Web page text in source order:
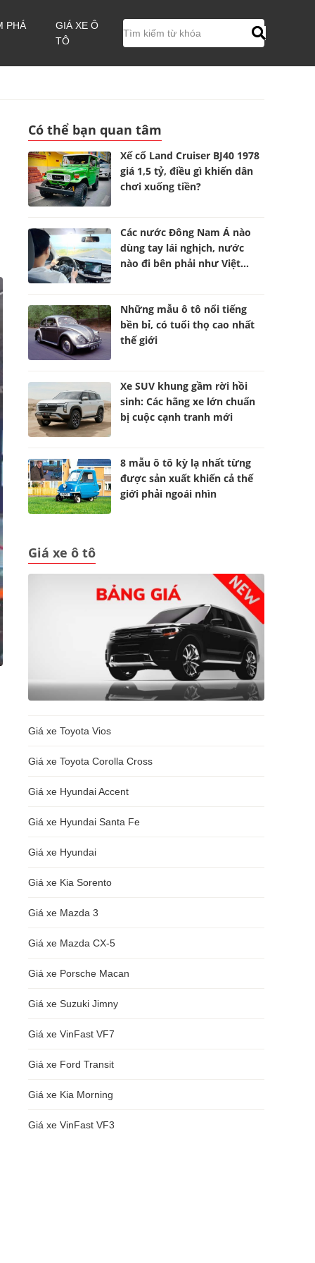
PHÁ
GIÁ XE Ô
TÔ
Có thể bạn quan tâm
Xế cổ Land Cruiser BJ40 1978
giá 1,5 tỷ, điều gì khiến dân
chơi xuống tiền?
Các nước Đông Nam Á nào
dùng tay lái nghịch, nước
nào đi bên phải như Việt
Những mẫu ô tô nổi tiếng
bền bỉ, có tuổi thọ cao nhất
thế giới
Xe SUV khung gầm rời hồi
sinh: Các hãng xe lớn chuẩn
bị cuộc cạnh tranh mới
8 mẫu ô tô kỳ lạ nhất từng
được sản xuất khiến cả thế
giới phải ngoái nhìn
Giá xe ô tô
Giá xe Toyota Vios
Giá xe Toyota Corolla Cross
Giá xe Hyundai Accent
Giá xe Hyundai Santa Fe
Giá xe Hyundai
Giá xe Kia Sorento
Giá xe Mazda 3
Giá xe Mazda CX-5
Giá xe Porsche Macan
Giá xe Suzuki Jimny
Giá xe VinFast VF7
Giá xe Ford Transit
Giá xe Kia Morning
Giá xe VinFast VF3